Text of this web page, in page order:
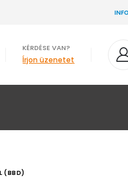
KÉRDÉSE VAN?
Írjon üzenetet
(BBD)